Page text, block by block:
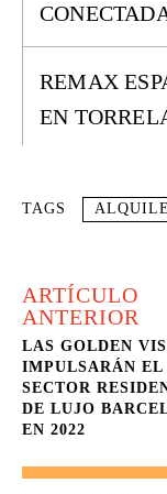
REMAX
EN
TAGS
ARTÍCULO
ANTERIOR
LAS GOLDEN
IMPULSARÁN EL
SECTOR
DE LUJO
EN 2022